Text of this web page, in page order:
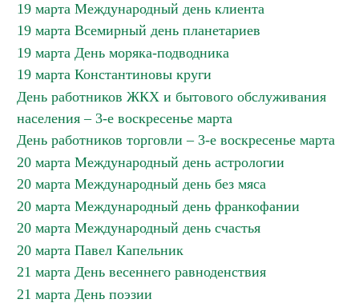
19 марта Международный день клиента
19 марта Всемирный день планетариев
19 марта День моряка-подводника
19 марта Константиновы круги
День работников ЖКХ и бытового обслуживания
населения – 3-е воскресенье марта
День работников торговли – 3-е воскресенье марта
20 марта Международный день астрологии
20 марта Международный день без мяса
20 марта Международный день франкофании
20 марта Международный день счастья
20 марта Павел Капельник
21 марта День весеннего равноденствия
21 марта День поэзии